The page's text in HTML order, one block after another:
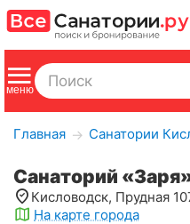
Главная → Санатории
Санаторий
Кисловодск, Прудная
На карте города